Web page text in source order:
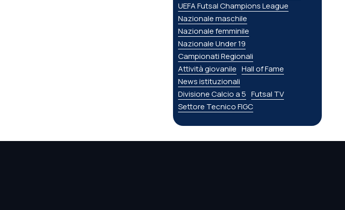
UEFA Futsal Champions League
Nazionale maschile
Nazionale femminile
Nazionale Under 19
Campionati Regionali
Attività giovanile Hall of Fame
News istituzionali
Divisione Calcio a 5 Futsal TV
Settore Tecnico FIGC